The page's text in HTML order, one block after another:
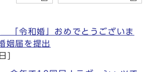
「令和婚」おめでとうございま
姻届を提出
]